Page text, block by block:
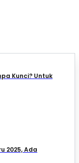
Kunci? Untuk
2025, Ada